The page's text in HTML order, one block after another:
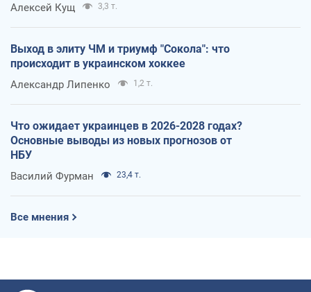
Алексей Кущ 3,3 т.
Выход в элиту ЧМ и триумф "Сокола": что
происходит в украинском хоккее
Александр Липенко 1,2 т.
Что ожидает украинцев в 2026-2028 годах?
Основные выводы из новых прогнозов от
НБУ
Василий Фурман 23,4 т.
Все мнения